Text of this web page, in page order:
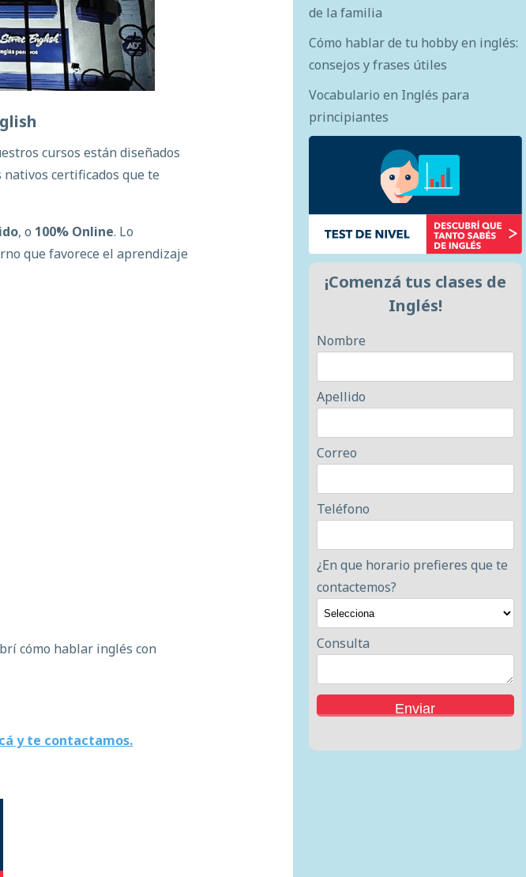
cursos están diseñados
certificados que te
, o 100% Online. Lo
que favorece el aprendizaje
cómo hablar inglés con
y te contactamos.
de la familia
Cómo hablar de tu hobby en inglés:
consejos y frases útiles
Vocabulario en Inglés para
principiantes
¡Comenzá tus clases de
Inglés!
Nombre
Apellido
Correo
Teléfono
¿En que horario prefieres que te
contactemos?
Consulta